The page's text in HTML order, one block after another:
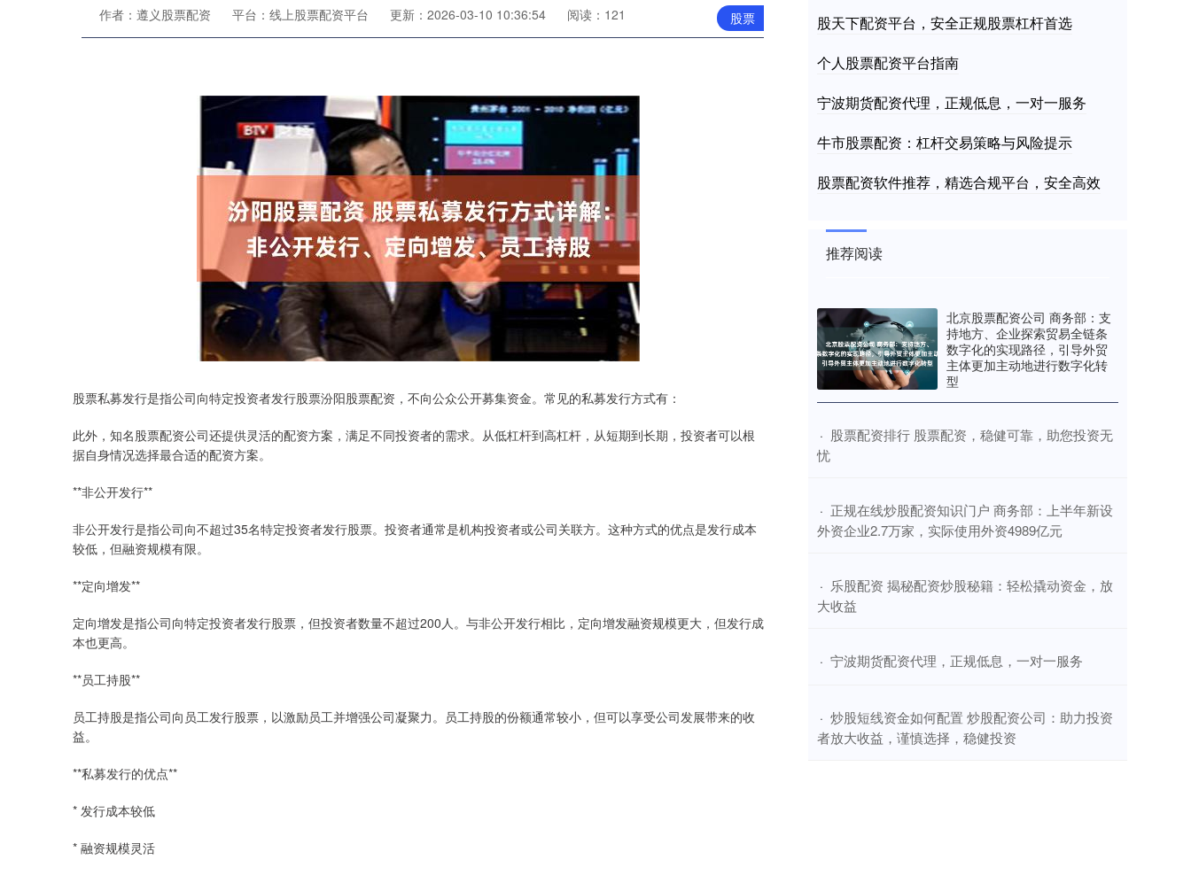
股票
作者：遵义股票配资 平台：线上股票配资平台 更新：2026-03-10 10:36:54 阅读：121
股票私募发行是指公司向特定投资者发行股票汾阳股票配资，不向公众公开募集资金。常见的私募发行方式有：
此外，知名股票配资公司还提供灵活的配资方案，满足不同投资者的需求。从低杠杆到高杠杆，从短期到长期，投资者可以根
据自身情况选择最合适的配资方案。
**非公开发行**
非公开发行是指公司向不超过35名特定投资者发行股票。投资者通常是机构投资者或公司关联方。这种方式的优点是发行成本
较低，但融资规模有限。
**定向增发**
定向增发是指公司向特定投资者发行股票，但投资者数量不超过200人。与非公开发行相比，定向增发融资规模更大，但发行成
本也更高。
**员工持股**
员工持股是指公司向员工发行股票，以激励员工并增强公司凝聚力。员工持股的份额通常较小，但可以享受公司发展带来的收
益。
**私募发行的优点**
* 发行成本较低
* 融资规模灵活
股天下配资平台，安全正规股票杠杆首选
个人股票配资平台指南
宁波期货配资代理，正规低息，一对一服务
牛市股票配资：杠杆交易策略与风险提示
股票配资软件推荐，精选合规平台，安全高效
推荐阅读
北京股票配资公司 商务部：支
持地方、企业探索贸易全链条
数字化的实现路径，引导外贸
主体更加主动地进行数字化转
型
· ​股票配资排行 股票配资，稳健可靠，助您投资无
忧
· ​正规在线炒股配资知识门户 商务部：上半年新设
外资企业2.7万家，实际使用外资4989亿元
· ​乐股配资 揭秘配资炒股秘籍：轻松撬动资金，放
大收益
· ​宁波期货配资代理，正规低息，一对一服务
· ​炒股短线资金如何配置 炒股配资公司：助力投资
者放大收益，谨慎选择，稳健投资